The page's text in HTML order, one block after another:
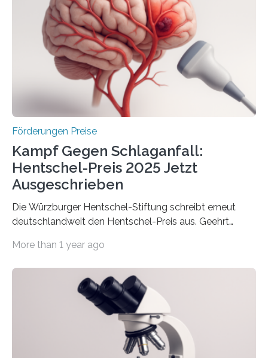
Gemeinschaftsforschung (IGF), Zentrales
Innovationsprogramm Mittelstand (ZIM) und
Innovationskompetenz INNO-KOM. Auf dem
Innovationstag Mittelstand 2025 am 5. Juni 2025 in
Berlin überbrachte das Bundesministerium für
Wirtschaft und Energie eine gute Nachricht:
Überplanmäßige Verpflichtungsermächtigungen in
Förderungen Preise
Kampf Gegen Schlaganfall:
Hentschel-Preis 2025 Jetzt
Ausgeschrieben
Die Würzburger Hentschel-Stiftung schreibt erneut
deutschlandweit den Hentschel-Preis aus. Geehrt
hochrangige wissenschaftliche Publikation zum Thema
Schlaganfall“ mit Sitz in Würzburg fördert die
Schlaganfallforschung, um die Behandlung der
Betroffenen zu verbessern. Dazu schreibt sie auch in
diesem Jahr wieder deutschlandweit den Hentschel-
Preis aus. Er richtet sich gezielt an jüngere
Forscherinnen und Forscher unter 40 Jahren. Geehrt
More than 1 year ago